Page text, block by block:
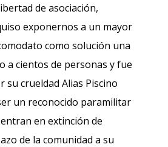
de asociación,
exponernos a un mayor
como solución una
a cientos de personas y fue
su crueldad Alias Piscino
un reconocido paramilitar
en extinción de
de la comunidad a su